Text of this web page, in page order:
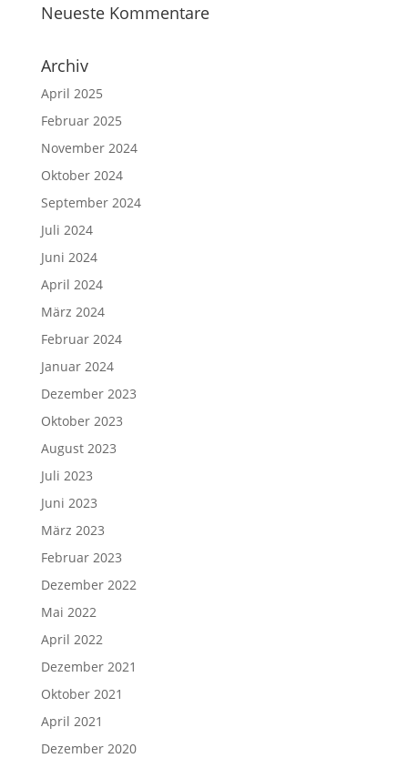
Neueste Kommentare
Archiv
April 2025
Februar 2025
November 2024
Oktober 2024
September 2024
Juli 2024
Juni 2024
April 2024
März 2024
Februar 2024
Januar 2024
Dezember 2023
Oktober 2023
August 2023
Juli 2023
Juni 2023
März 2023
Februar 2023
Dezember 2022
Mai 2022
April 2022
Dezember 2021
Oktober 2021
April 2021
Dezember 2020